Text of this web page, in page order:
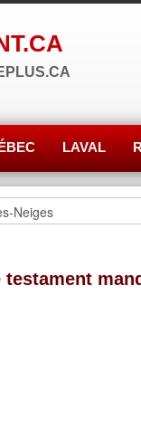
LAVAL
testament